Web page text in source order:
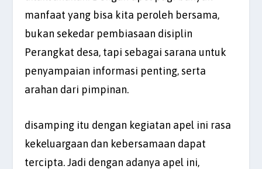
manfaat yang bisa kita peroleh bersama,
bukan sekedar pembiasaan disiplin
Perangkat desa, tapi sebagai sarana untuk
penyampaian informasi penting, serta
arahan dari pimpinan.
disamping itu dengan kegiatan apel ini rasa
kekeluargaan dan kebersamaan dapat
tercipta. Jadi dengan adanya apel ini,